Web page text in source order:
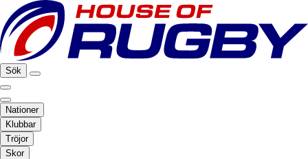
Sök
Nationer
Klubbar
Tröjor
Skor